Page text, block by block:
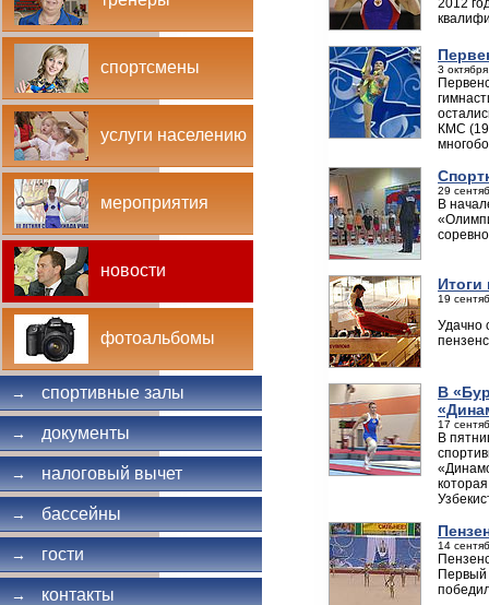
спортсмены
услуги населению
мероприятия
новости
фотоальбомы
→ спортивные залы
→ документы
→ налоговый вычет
→ бассейны
→ гости
→ контакты
2012
3
КМС
29
В
Итоги
19
Удачно
В
17
В
14
Первый